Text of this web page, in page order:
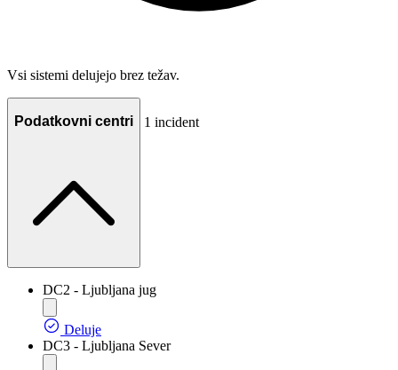
Vsi sistemi delujejo brez težav.
Podatkovni centri 1 incident
DC2 - Ljubljana jug
Deluje
DC3 - Ljubljana Sever